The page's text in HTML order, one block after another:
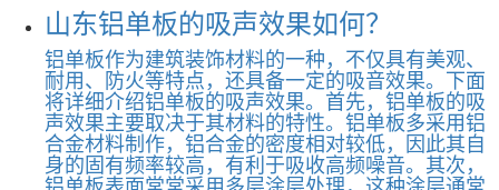
山东铝单板的吸声效果如何？
铝单板作为建筑装饰材料的一种，不仅具有美观、
耐用、防火等特点，还具备一定的吸音效果。下面
将详细介绍铝单板的吸声效果。首先，铝单板的吸
声效果主要取决于其材料的特性。铝单板多采用铝
合金材料制作，铝合金的密度相对较低，因此其自
身的固有频率较高，有利于吸收高频噪音。其次，